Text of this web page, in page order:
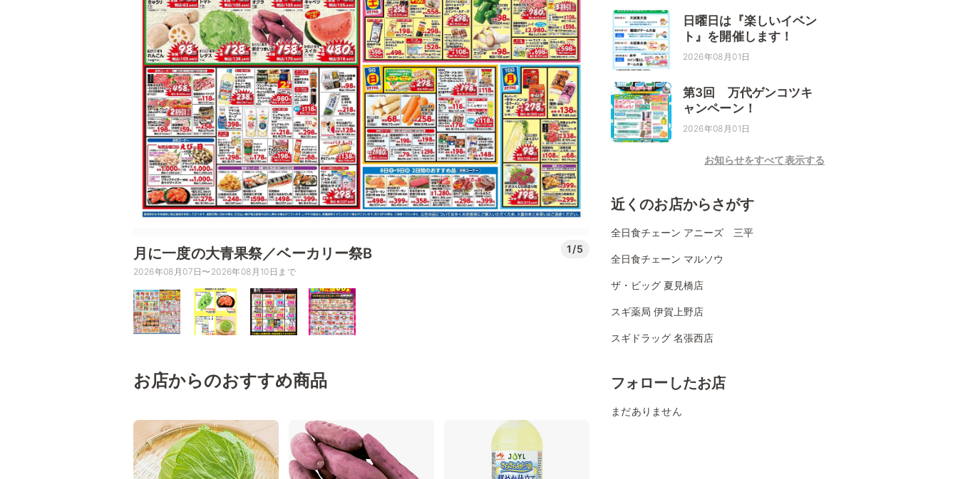
月に一度の大青果祭／ベーカリー祭B 1/5
2026年08月07日〜2026年08月10日まで
お店からのおすすめ商品
日曜日は『楽しいイベン
ト』を開催します！
2026年08月01日
第3回 万代ゲンコツキ
ャンペーン！
2026年08月01日
お知らせをすべて表示する
近くのお店からさがす
全日食チェーン アニーズ 三平
全日食チェーン マルソウ
ザ・ビッグ 夏見橋店
スギ薬局 伊賀上野店
スギドラッグ 名張西店
フォローしたお店
まだありません